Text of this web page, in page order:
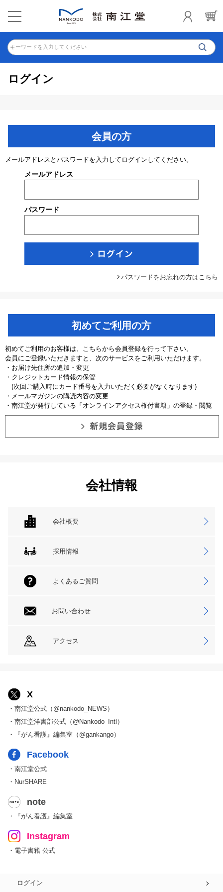
キーワードを入力してください
ログイン
会員の方
メールアドレスとパスワードを入力してログインしてください。
メールアドレス
パスワード
パスワードをお忘れの方はこちら
初めてご利用の方
初めてご利用のお客様は、こちらから会員登録を行って下さい。
会員にご登録いただきますと、次のサービスをご利用いただけます。
・お届け先住所の追加・変更
・クレジットカード情報の保管
(次回ご購入時にカード番号を入力いただく必要がなくなります)
・メールマガジンの購読内容の変更
・南江堂が発行している「オンラインアクセス権付書籍」の登録・閲覧
会社情報
会社概要
採用情報
よくあるご質問
お問い合わせ
アクセス
X
・南江堂公式（@nankodo_NEWS）
・南江堂洋書部公式（@Nankodo_Intl）
・『がん看護』編集室（@gankango）
Facebook
・南江堂公式
・NurSHARE
note
・『がん看護』編集室
Instagram
・電子書籍 公式
ログイン